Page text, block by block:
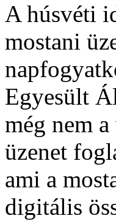
A húsvéti
mostani
Egyesült
még nem
üzenet
ami a
digitális